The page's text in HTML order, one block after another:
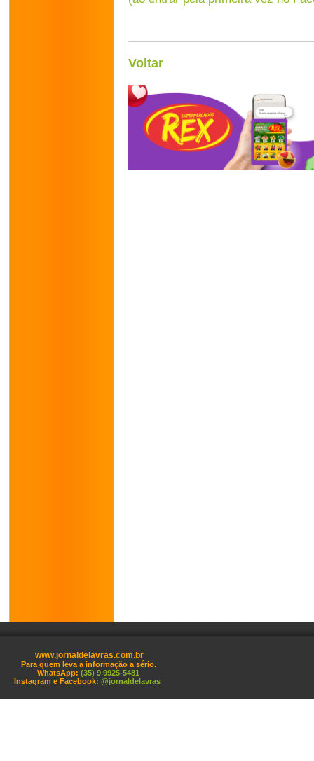
Voltar
www.jornaldelavras.com.br
Para quem leva a informação a sério.
WhatsApp: (35) 9 9925-5481
Instagram e Facebook: @jornaldelavras